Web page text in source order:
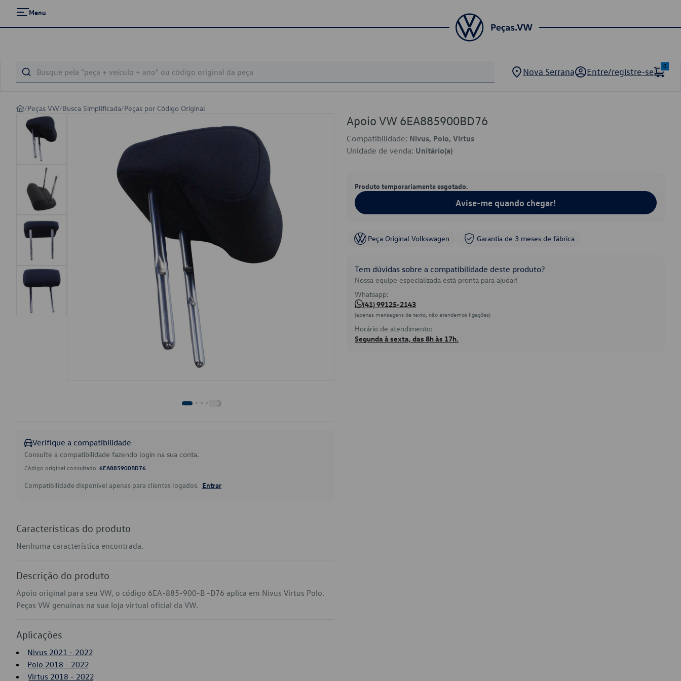
Menu
Nova Serrana Entre/registre-se
0
/Peças VW/Busca Simplificada/Peças por Código Original
Verifique a compatibilidade
Consulte a compatibilidade fazendo login na sua conta.
Código original consultado: 6EA885900BD76
Compatibilidade disponível apenas para clientes logados. Entrar
Características do produto
Nenhuma característica encontrada.
Descrição do produto
Apoio original para seu VW, o código 6EA-885-900-B -D76 aplica em Nivus Virtus Polo.
Peças VW genuínas na sua loja virtual oficial da VW.
Aplicações
Nivus 2021 - 2022
Polo 2018 - 2022
Virtus 2018 - 2022
Apoio VW 6EA885900BD76
Compatibilidade: Nivus, Polo, Virtus
Unidade de venda: Unitário(a)
Produto temporariamente esgotado.
Avise-me quando chegar!
Peça Original Volkswagen Garantia de 3 meses de fábrica
Tem dúvidas sobre a compatibilidade deste produto?
Nossa equipe especializada está pronta para ajudar!
Whatsapp:
(41) 99125-2143
(apenas mensagens de texto, não atendemos ligações)
Horário de atendimento:
Segunda à sexta, das 8h às 17h.